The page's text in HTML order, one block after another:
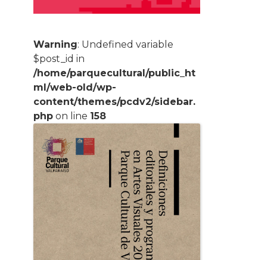
Warning: Undefined variable
$post_id in
/home/parquecultural/public_ht
ml/web-old/wp-
content/themes/pcdv2/sidebar.
php on line 158